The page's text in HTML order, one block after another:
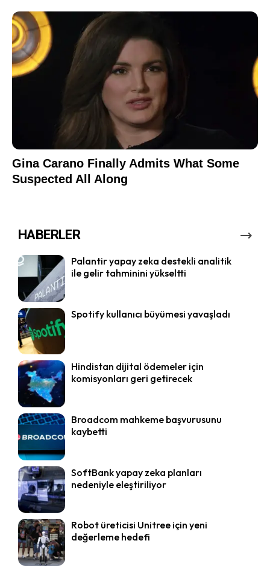
HABERLER
Palantir yapay zeka destekli analitik
ile gelir tahminini yükseltti
Spotify kullanıcı büyümesi yavaşladı
Hindistan dijital ödemeler için
komisyonları geri getirecek
Broadcom mahkeme başvurusunu
kaybetti
SoftBank yapay zeka planları
nedeniyle eleştiriliyor
Robot üreticisi Unitree için yeni
değerleme hedefi